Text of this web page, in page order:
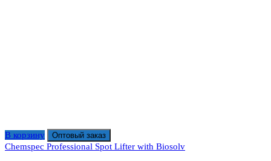
В корзину Оптовый заказ
Chemspec Professional Spot Lifter with Biosolv